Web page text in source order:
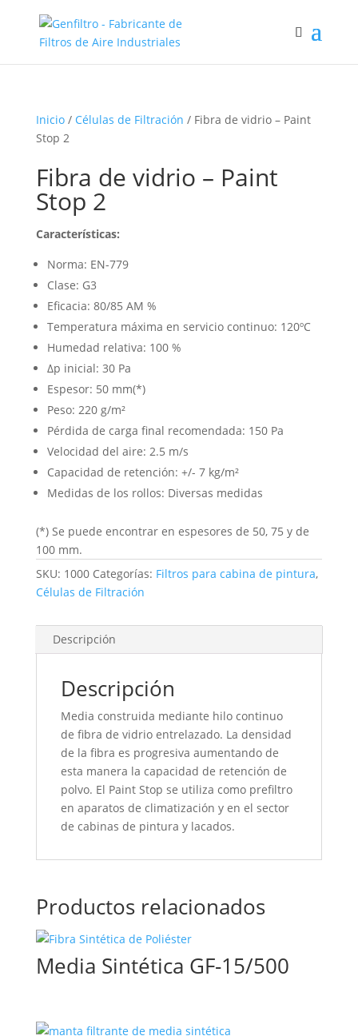
Inicio/ Células de Filtración / Fibra de vidrio – Paint
Stop 2
Fibra de vidrio – Paint
Stop 2
Características:
Norma: EN-779
Clase: G3
Eficacia: 80/85 AM %
Temperatura máxima en servicio continuo: 120ºC
Humedad relativa: 100 %
Δp inicial: 30 Pa
Espesor: 50 mm(*)
Peso: 220 g/m²
Pérdida de carga final recomendada: 150 Pa
Velocidad del aire: 2.5 m/s
Capacidad de retención: +/- 7 kg/m²
Medidas de los rollos: Diversas medidas
(*) Se puede encontrar en espesores de 50, 75 y de
100 mm.
SKU: 1000 Categorías: Filtros para cabina de pintura,
Células de Filtración
Descripción
Descripción
Media construida mediante hilo continuo
de fibra de vidrio entrelazado. La densidad
de la fibra es progresiva aumentando de
esta manera la capacidad de retención de
polvo. El Paint Stop se utiliza como prefiltro
en aparatos de climatización y en el sector
de cabinas de pintura y lacados.
Productos relacionados
Media Sintética GF-15/500